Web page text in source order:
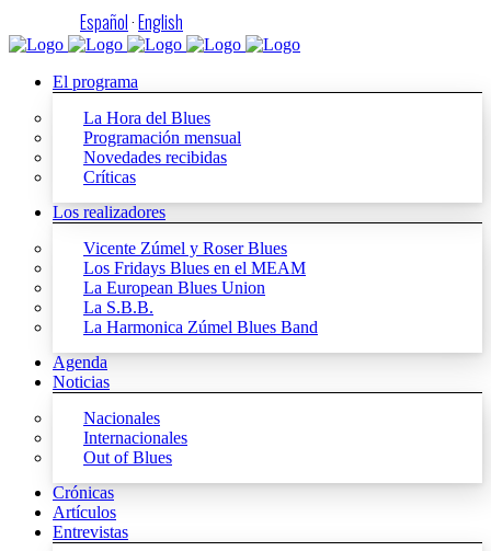
Español·English
El programa
La Hora del Blues
Programación mensual
Novedades recibidas
Críticas
Los realizadores
Vicente Zúmel y Roser Blues
Los Fridays Blues en el MEAM
La European Blues Union
La S.B.B.
La Harmonica Zúmel Blues Band
Agenda
Noticias
Nacionales
Internacionales
Out of Blues
Crónicas
Artículos
Entrevistas